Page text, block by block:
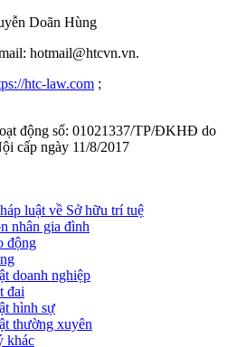
Doãn Hùng
hotmail@htcvn.vn.
htc-law.com ;
động số: 01021337/TP/ĐKHĐ do
cấp ngày 11/8/2017
luật về Sở hữu trí tuệ
nhân gia đình
động
doanh nghiệp
đai
hình sự
thường xuyên
khác